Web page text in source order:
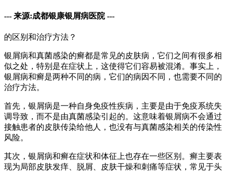
--- 来源:成都银康银屑病医院 ---
的区别和治疗方法？
银屑病和真菌感染的癣都是常见的皮肤病，它们之间有很多相
似之处，特别是在症状上，这使得它们容易被混淆。事实上，
银屑病和癣是两种不同的病，它们的病因不同，也需要不同的
治疗方法。
首先，银屑病是一种自身免疫性疾病，主要是由于免疫系统失
调导致，而不是由真菌感染引起的。这意味着银屑病不会通过
接触患者的皮肤传染给他人，也没有与真菌感染相关的传染性
风险。
其次，银屑病和癣在症状和体征上也存在一些区别。癣主要表
现为局部皮肤发痒、脱屑、皮肤干燥和刺痛等症状，常见于头